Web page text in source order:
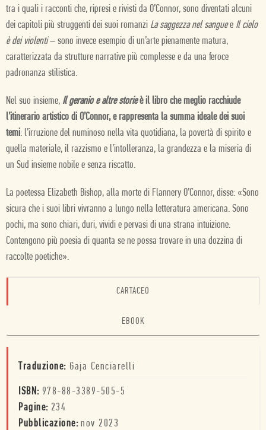
tra i quali i racconti che, ripresi e rivisti da O’Connor, sono diventati alcuni
dei capitoli più struggenti dei suoi romanzi La saggezza nel sanguee Il cielo
è dei violenti– sono invece esempio di un’arte pienamente matura,
caratterizzata da strutture narrative più complesse e da una feroce
padronanza stilistica.
Nel suo insieme, Il geranio e altre storieè il libro che meglio racchiude
l’itinerario artistico di O’Connor, e rappresenta la summa ideale dei suoi
temi: l’irruzione del numinoso nella vita quotidiana, la povertà di spirito e
quella materiale, il razzismo e l’intolleranza, la grandezza e la miseria di
un Sud insieme nobile e senza riscatto.
La poetessa Elizabeth Bishop, alla morte di Flannery O’Connor, disse: «Sono
sicura che i suoi libri vivranno a lungo nella letteratura americana. Sono
pochi, ma sono chiari, duri, vividi e pervasi di una strana intuizione.
Contengono più poesia di quanta se ne possa trovare in una dozzina di
raccolte poetiche».
CARTACEO
EBOOK
Traduzione: Gaja Cenciarelli
ISBN: 978-88-3389-505-5
Pagine: 234
Pubblicazione: nov 2023